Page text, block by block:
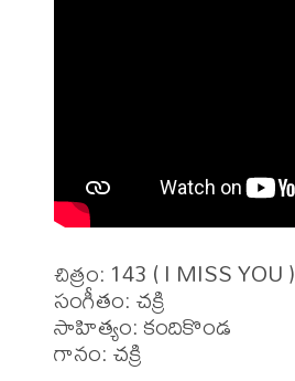
చిత్రం: 143 ( I MISS YOU )
సంగీతం: చక్రి
సాహిత్యం: కందికొండ
గానం: చక్రి